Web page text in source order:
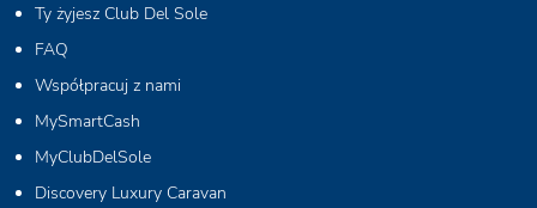
Ty żyjesz Club Del Sole
FAQ
Współpracuj z nami
MySmartCash
MyClubDelSole
Discovery Luxury Caravan